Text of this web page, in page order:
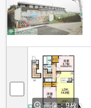
画像：9枚